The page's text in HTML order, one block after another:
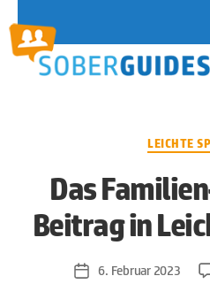
LEICHTE
Das
Beitrag in
Veröffentlichungsdatum
6. Februar 2023